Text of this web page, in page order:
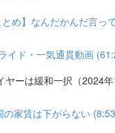
め】なんだかんだ言っ
イド・一気通貫動画
ーは緩和一択（2024年
の家賃は下がらない